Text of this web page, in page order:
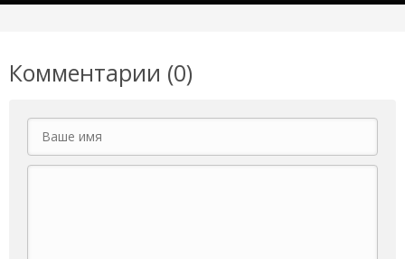
Комментарии (0)